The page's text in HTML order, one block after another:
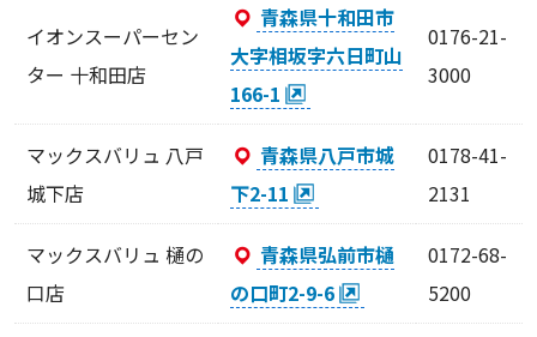
イオンスーパーセン
ター 十和田店
青森県十和田市
大字相坂字六日町山
166-1
0176-21-
3000
マックスバリュ 八戸
城下店
青森県八戸市城
下2-11
0178-41-
2131
マックスバリュ 樋の
口店
青森県弘前市樋
の口町2-9-6
0172-68-
5200